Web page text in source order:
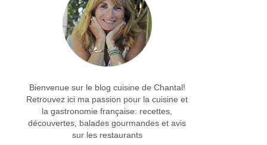
Bienvenue sur le blog cuisine de Chantal!
Retrouvez ici ma passion pour la cuisine et
la gastronomie française: recettes,
découvertes, balades gourmandes et avis
sur les restaurants